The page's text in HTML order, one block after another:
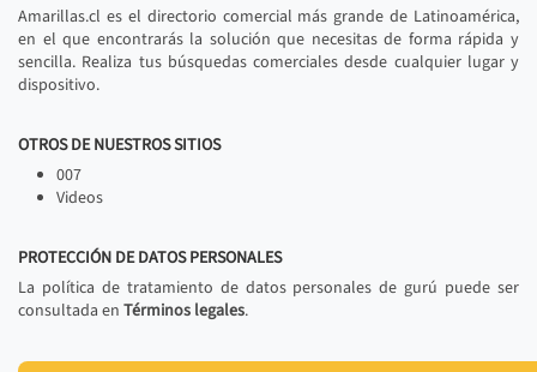
Amarillas.cl es el directorio comercial más grande de Latinoamérica,
en el que encontrarás la solución que necesitas de forma rápida y
sencilla. Realiza tus búsquedas comerciales desde cualquier lugar y
dispositivo.
OTROS DE NUESTROS SITIOS
007
Videos
PROTECCIÓN DE DATOS PERSONALES
La política de tratamiento de datos personales de gurú puede ser
consultada en Términos legales.